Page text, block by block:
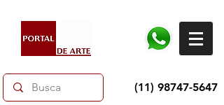
(11) 98747-5647